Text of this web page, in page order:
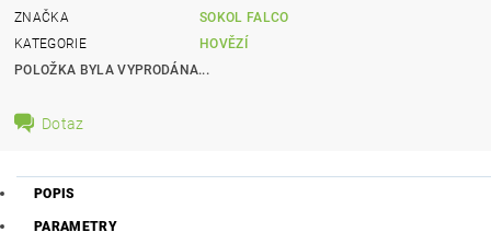
ZNAČKA
SOKOL FALCO
KATEGORIE
HOVĚZÍ
POLOŽKA BYLA VYPRODÁNA...
Dotaz
POPIS
PARAMETRY